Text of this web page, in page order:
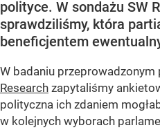
polityce. W sondażu SW
sprawdziliśmy, która
beneficjentem
W badaniu przeprowadzonym
Research zapytaliśmy
polityczna ich zdaniem
w kolejnych wyborach